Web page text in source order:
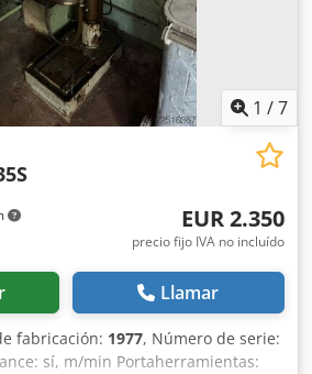
1 /7
EUR 2.350
precio fijo IVA no incluído
Llamar
fabricación: 1977, Número de serie:
sí, m/min Portaherramientas: